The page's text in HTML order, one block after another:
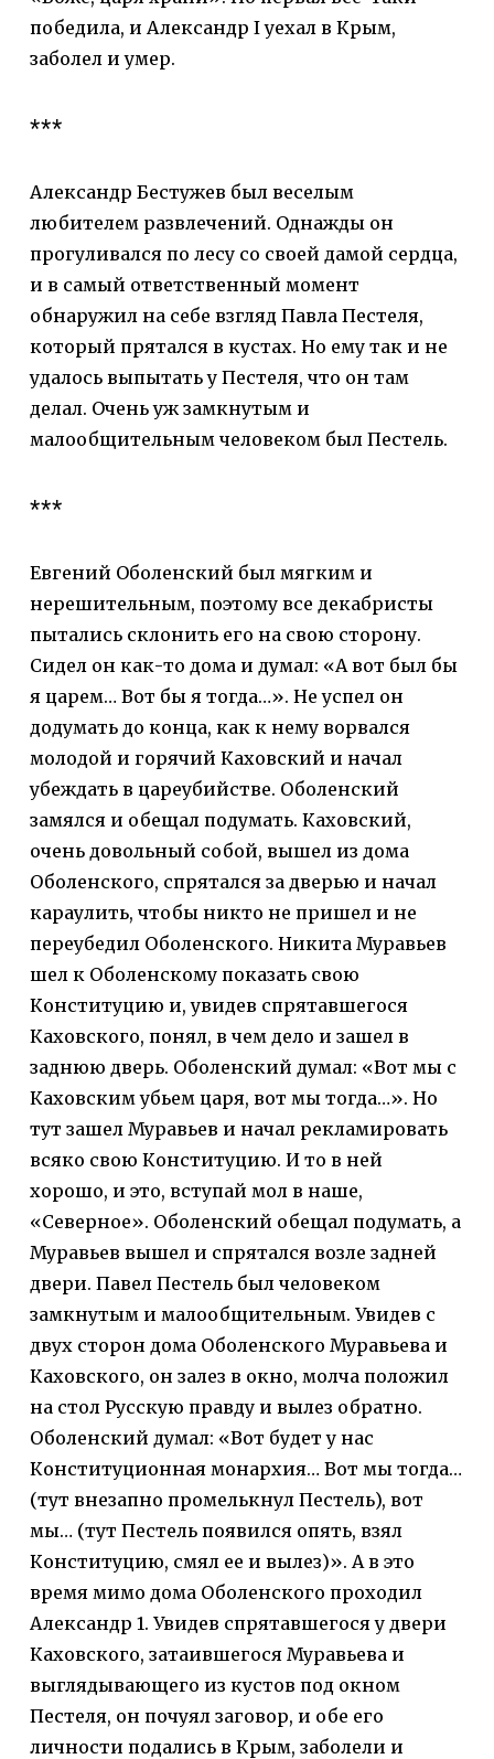
победила, и Александр I уехал в Крым,
заболел и умер.
***
Александр Бестужев был веселым
любителем развлечений. Однажды он
прогуливался по лесу со своей дамой сердца,
и в самый ответственный момент
обнаружил на себе взгляд Павла Пестеля,
который прятался в кустах. Но ему так и не
удалось выпытать у Пестеля, что он там
делал. Очень уж замкнутым и
малообщительным человеком был Пестель.
***
Евгений Oболенский был мягким и
нерешительным, поэтому все декабристы
пытались склонить его на свою сторону.
Сидел он как-то дома и думал: «А вот был бы
я царем… Вот бы я тогда…». Не успел он
додумать до конца, как к нему ворвался
молодой и горячий Каховский и начал
убеждать в цареубийстве. Оболенский
замялся и обещал подумать. Каховский,
очень довольный собой, вышел из дома
Оболенского, спрятался за дверью и начал
караулить, чтобы никто не пришел и не
переубедил Оболенского. Никита Муравьев
шел к Оболенскому показать свою
Конституцию и, увидев спрятавшегося
Каховского, понял, в чем дело и зашел в
заднюю дверь. Оболенский думал: «Вот мы с
Каховским убьем царя, вот мы тогда…». Но
тут зашел Муравьев и начал рекламировать
всяко свою Конституцию. И то в ней
хорошо, и это, вступай мол в наше,
«Северное». Оболенский обещал подумать, а
Муравьев вышел и спрятался возле задней
двери. Павел Пестель был человеком
замкнутым и малообщительным. Увидев с
двух сторон дома Оболенского Муравьева и
Каховского, он залез в окно, молча положил
на стол Русскую правду и вылез обратно.
Оболенский думал: «Вот будет у нас
Конституционная монархия… Вот мы тогда…
(тут внезапно промелькнул Пестель), вот
мы… (тут Пестель появился опять, взял
Конституцию, смял ее и вылез)». А в это
время мимо дома Оболенского проходил
Александр 1. Увидев спрятавшегося у двери
Каховского, затаившегося Муравьева и
выглядывающего из кустов под окном
Пестеля, он почуял заговор, и обе его
личности подались в Крым, заболели и